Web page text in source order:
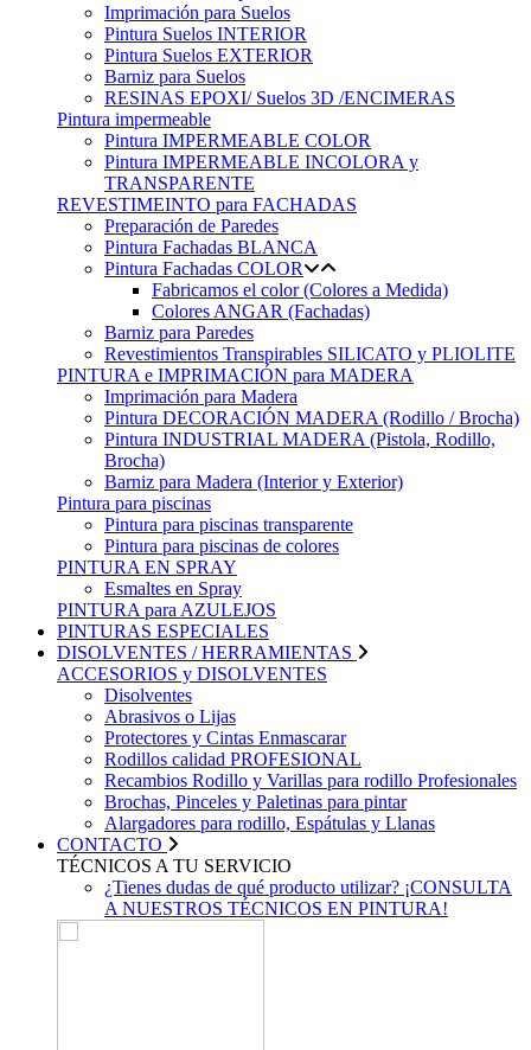
Imprimación para Suelos
Pintura Suelos INTERIOR
Pintura Suelos EXTERIOR
Barniz para Suelos
RESINAS EPOXI/ Suelos 3D /ENCIMERAS
Pintura impermeable
Pintura IMPERMEABLE COLOR
Pintura IMPERMEABLE INCOLORA y
TRANSPARENTE
REVESTIMEINTO para FACHADAS
Preparación de Paredes
Pintura Fachadas BLANCA
Pintura Fachadas COLOR
Fabricamos el color (Colores a Medida)
Colores ANGAR (Fachadas)
Barniz para Paredes
Revestimientos Transpirables SILICATO y PLIOLITE
PINTURA e IMPRIMACIÓN para MADERA
Imprimación para Madera
Pintura DECORACIÓN MADERA (Rodillo / Brocha)
Pintura INDUSTRIAL MADERA (Pistola, Rodillo,
Brocha)
Barniz para Madera (Interior y Exterior)
Pintura para piscinas
Pintura para piscinas transparente
Pintura para piscinas de colores
PINTURA EN SPRAY
Esmaltes en Spray
PINTURA para AZULEJOS
PINTURAS ESPECIALES
DISOLVENTES / HERRAMIENTAS
ACCESORIOS y DISOLVENTES
Disolventes
Abrasivos o Lijas
Protectores y Cintas Enmascarar
Rodillos calidad PROFESIONAL
Recambios Rodillo y Varillas para rodillo Profesionales
Brochas, Pinceles y Paletinas para pintar
Alargadores para rodillo, Espátulas y Llanas
CONTACTO
TÉCNICOS A TU SERVICIO
¿Tienes dudas de qué producto utilizar? ¡CONSULTA
A NUESTROS TÉCNICOS EN PINTURA!